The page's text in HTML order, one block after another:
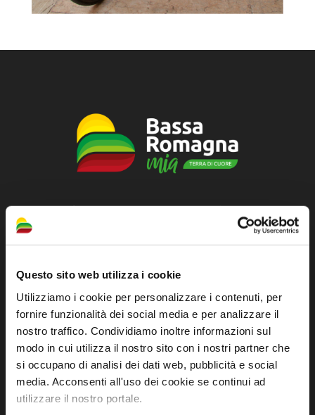
Questo sito web utilizza i cookie
Utilizziamo i cookie per personalizzare i contenuti, per
fornire funzionalità dei social media e per analizzare il
nostro traffico. Condividiamo inoltre informazioni sul
modo in cui utilizza il nostro sito con i nostri partner che
si occupano di analisi dei dati web, pubblicità e social
media. Acconsenti all'uso dei cookie se continui ad
utilizzare il nostro portale.
Municipalities of Bassa Romagna
48012 Bagnacavallo (RA)
Tel. +39 0545 280898
turismo@unione.labassaromagna.it
P.IVA e Cod. Fiscale 02291370399
P.E.C. pg.unione.labassaromagna.it@legalmail.it